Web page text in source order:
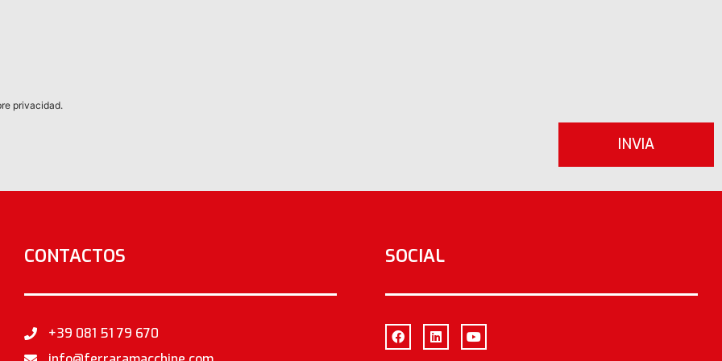
privacidad.
CONTACTOS
+39 081 51 79 670
SOCIAL